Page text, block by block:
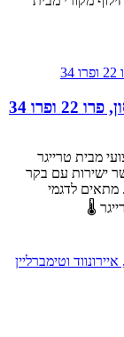
34
מבית טרייגר
ישירות עם בקר
מתאים לדגמי
🌡️